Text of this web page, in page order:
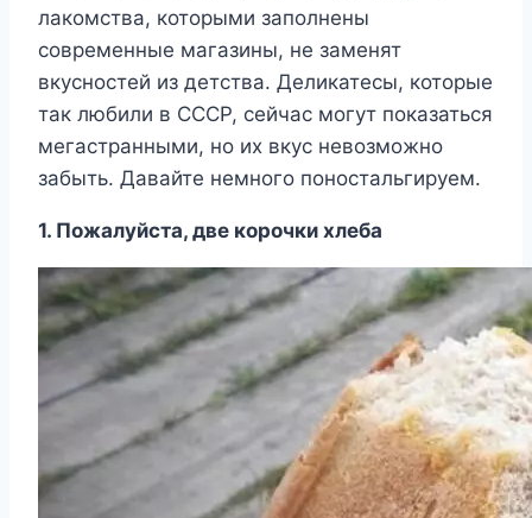
лакомства, которыми заполнены
современные магазины, не заменят
вкусностей из детства. Деликатесы, которые
так любили в СССР, сейчас могут показаться
мегастранными, но их вкус невозможно
забыть. Давайте немного поностальгируем.
1. Пожалуйста, две корочки хлеба